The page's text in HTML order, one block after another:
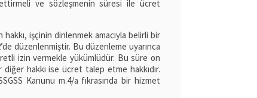
ettirmeli ve sözleşmenin süresi ile ücret
işçinin dinlenmek amacıyla belirli bir
düzenlenmiştir. Bu düzenleme uyarınca
izin vermekle yükümlüdür. Bu süre on
hakkı ise ücret talep etme hakkıdır.
Kanunu m.4/a fıkrasında bir hizmet